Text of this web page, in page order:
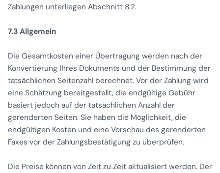
Zahlungen unterliegen Abschnitt 8.2.
7.3 Allgemein
Die Gesamtkosten einer Übertragung werden nach der
Konvertierung Ihres Dokuments und der Bestimmung der
tatsächlichen Seitenzahl berechnet. Vor der Zahlung wird
eine Schätzung bereitgestellt, die endgültige Gebühr
basiert jedoch auf der tatsächlichen Anzahl der
gerenderten Seiten. Sie haben die Möglichkeit, die
endgültigen Kosten und eine Vorschau des gerenderten
Faxes vor der Zahlungsbestätigung zu überprüfen.
Die Preise können von Zeit zu Zeit aktualisiert werden. Der